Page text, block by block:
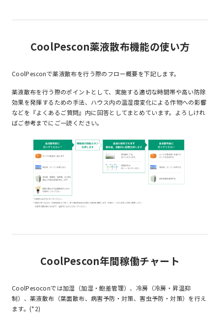
CoolPescon薬液散布機能の使い方
CoolPesconで薬液散布を行う際のフロー概要を下記します。
薬液散布を行う際のポイントとして、実施する適切な時間帯や高い防除
効果を発揮するための手法、ハウス内の温湿度変化による作物への影響
などを『よくあるご質問』内に回答としてまとめています。よろしけれ
ばご参考までにご一読ください。
CoolPescon年間稼働チャート
CoolPesoconでは加湿（加湿・飽差管理）、冷房（冷房・昇温抑
制）、薬液散布（葉面散布、病害予防・対策、害虫予防・対策）を行え
ます。(*2)